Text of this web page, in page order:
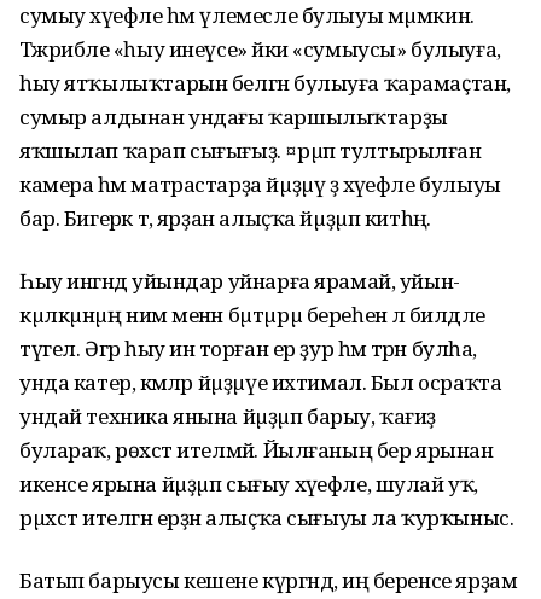
сумыу хәүефле һәм үлемесле булыуы мµмкин.
Тәжрибәле «һыу инеүсе» йәки «сумыусы» булыуға,
һыу ятҡылыҡтарын белгән булыуға ҡарамаҫтан,
сумыр алдынан ундағы ҡаршылыҡтарҙы
яҡшылап ҡарап сығығыҙ. ¤рµп тултырылған
камера һәм матрастарҙа йµҙµү ҙә хәүефле булыуы
бар. Бигерәк тә, ярҙан алыҫҡа йµҙµп китһәң.
Һыу ингәндә уйындар уйнарға ярамай, уйын-
кµлкµнµң нимә менән бµтµрµ береһенә лә билдәле
түгел. Әгәр һыу инә торған ер ҙур һәм тәрән булһа,
унда катер, кәмәләр йµҙµүе ихтимал. Был осраҡта
ундай техника янына йµҙµп барыу, ҡағиҙә
булараҡ, рөхсәт ителмәй. Йылғаның бер ярынан
икенсе ярына йµҙµп сығыу хәүефле, шулай уҡ,
рµхсәт ителгән ерҙән алыҫҡа сығыуы ла ҡурҡыныс.
Батып барыусы кешене күргәндә, иң беренсе ярҙам